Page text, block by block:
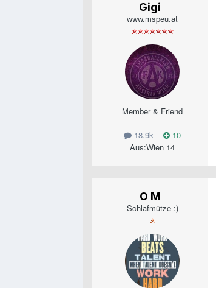
Gigi
www.mspeu.at
Member & Friend
18.9k
10
Aus:Wien 14
O M
Schlafmütze :)